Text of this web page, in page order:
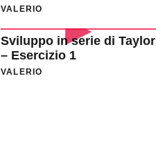
VALERIO
Sviluppo in serie di Taylor
– Esercizio 1
VALERIO